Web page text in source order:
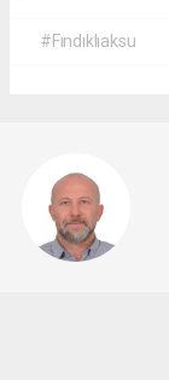
#Fındıklıaksu